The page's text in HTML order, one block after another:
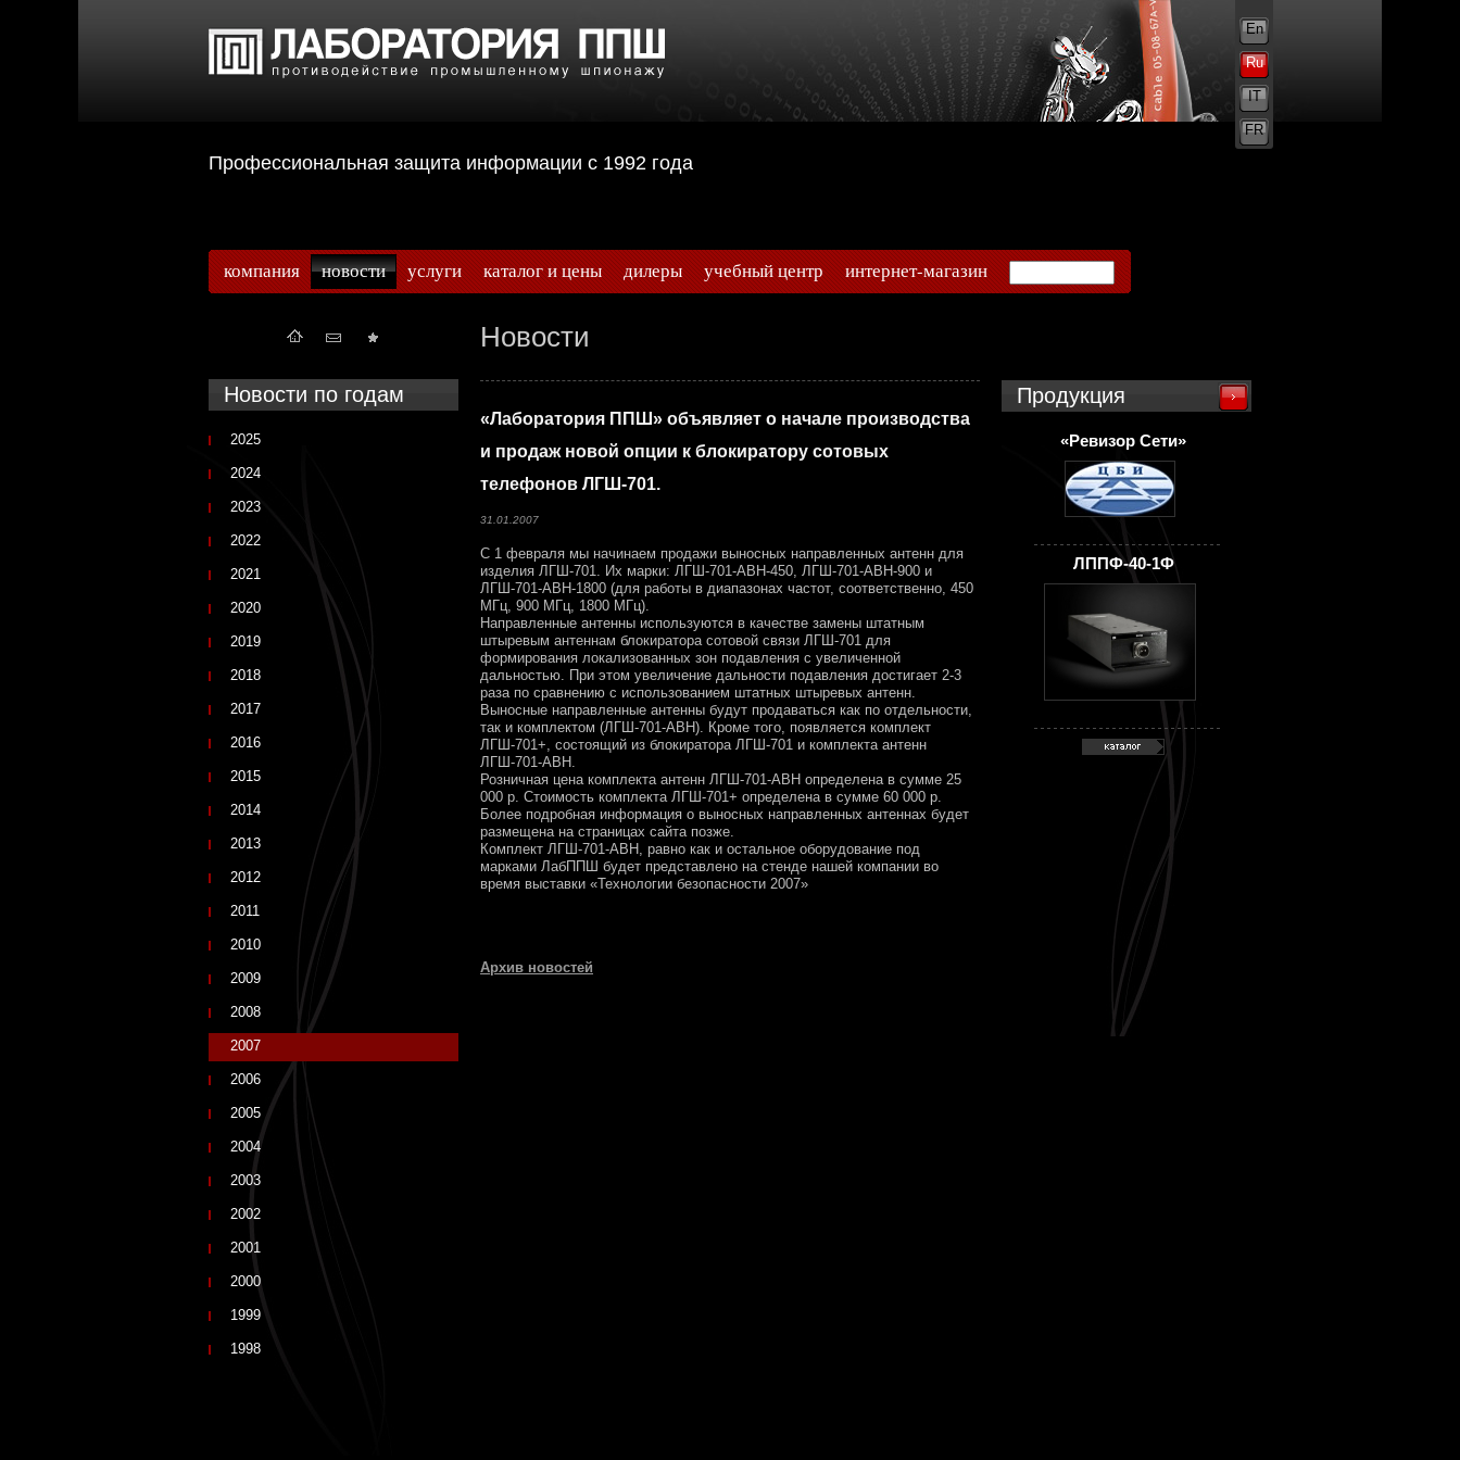
Профессиональная защита информации с 1992 года
En
Ru
IT
FR
компания новости услуги каталог и цены дилеры учебный центр интернет-магазин
Новости
«Лаборатория ППШ» объявляет о начале производства
и продаж новой опции к блокиратору сотовых
телефонов ЛГШ-701.
31.01.2007
С 1 февраля мы начинаем продажи выносных направленных антенн для
изделия ЛГШ-701. Их марки: ЛГШ-701-АВН-450, ЛГШ-701-АВН-900 и
ЛГШ-701-АВН-1800 (для работы в диапазонах частот, соответственно, 450
МГц, 900 МГц, 1800 МГц).
Направленные антенны используются в качестве замены штатным
штыревым антеннам блокиратора сотовой связи ЛГШ-701 для
формирования локализованных зон подавления с увеличенной
дальностью. При этом увеличение дальности подавления достигает 2-3
раза по сравнению с использованием штатных штыревых антенн.
Выносные направленные антенны будут продаваться как по отдельности,
так и комплектом (ЛГШ-701-АВН). Кроме того, появляется комплект
ЛГШ-701+, состоящий из блокиратора ЛГШ-701 и комплекта антенн
ЛГШ-701-АВН.
Розничная цена комплекта антенн ЛГШ-701-АВН определена в сумме 25
000 р. Стоимость комплекта ЛГШ-701+ определена в сумме 60 000 р.
Более подробная информация о выносных направленных антеннах будет
размещена на страницах сайта позже.
Комплект ЛГШ-701-АВН, равно как и остальное оборудование под
марками ЛабППШ будет представлено на стенде нашей компании во
время выставки «Технологии безопасности 2007»
Архив новостей
Новости по годам
2025
2024
2023
2022
2021
2020
2019
2018
2017
2016
2015
2014
2013
2012
2011
2010
2009
2008
2007
2006
2005
2004
2003
2002
2001
2000
1999
1998
Продукция
«Ревизор Сети»
ЛППФ-40-1Ф